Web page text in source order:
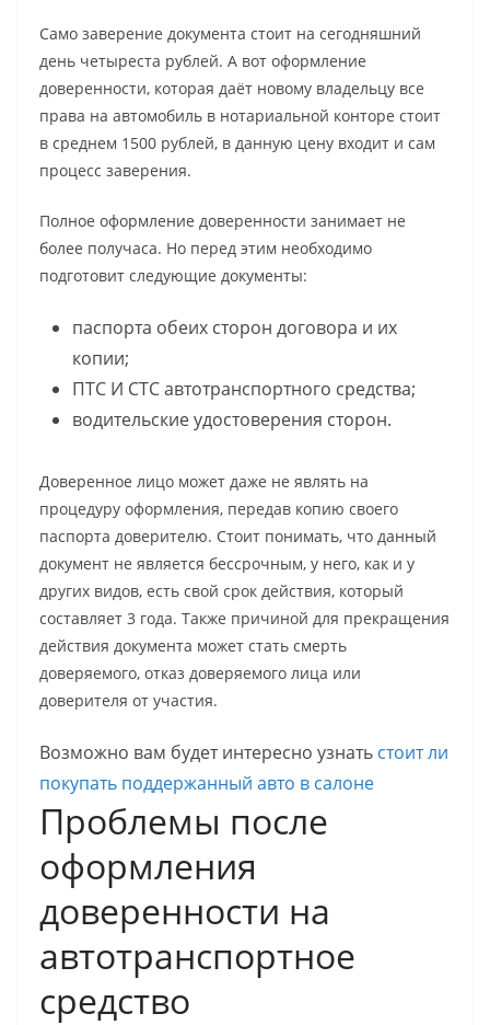
Само заверение документа стоит на сегодняшний
день четыреста рублей. А вот оформление
доверенности, которая даёт новому владельцу все
права на автомобиль в нотариальной конторе стоит
в среднем 1500 рублей, в данную цену входит и сам
процесс заверения.
Полное оформление доверенности занимает не
более получаса. Но перед этим необходимо
подготовит следующие документы:
паспорта обеих сторон договора и их
копии;
ПТС И СТС автотранспортного средства;
водительские удостоверения сторон.
Доверенное лицо может даже не являть на
процедуру оформления, передав копию своего
паспорта доверителю. Стоит понимать, что данный
документ не является бессрочным, у него, как и у
других видов, есть свой срок действия, который
составляет 3 года. Также причиной для прекращения
действия документа может стать смерть
доверяемого, отказ доверяемого лица или
доверителя от участия.
Возможно вам будет интересно узнать стоит ли
покупать поддержанный авто в салоне
Проблемы после
оформления
доверенности на
автотранспортное
средство